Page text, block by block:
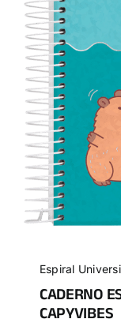
Espiral
CADERNO